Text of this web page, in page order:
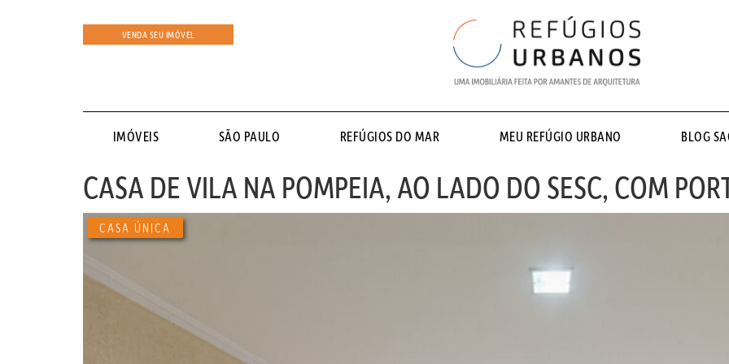
VENDA SEU IMÓVEL
IMÓVEIS SÃO PAULO REFÚGIOS DO MAR MEU REFÚGIO URBANO BLOG
CASA DE VILA NA POMPEIA, AO LADO DO SESC, COM
CASA ÚNICA